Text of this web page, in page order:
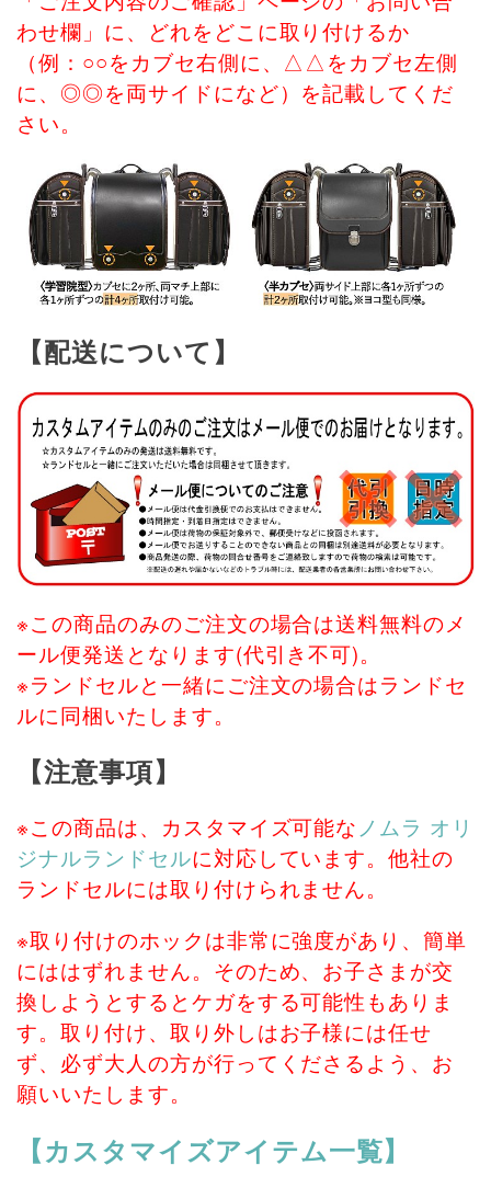
わせ欄」に、どれをどこに取り付けるか
（例：○○をカブセ右側に、△△をカブセ左側
に、◎◎を両サイドになど）を記載してくだ
さい。
【配送について】
※この商品のみのご注文の場合は送料無料のメ
ール便発送となります(代引き不可)。
※ランドセルと一緒にご注文の場合はランドセ
ルに同梱いたします。
【注意事項】
※この商品は、カスタマイズ可能な ノムラ オリ
ジナルランドセルに対応しています。他社の
ランドセルには取り付けられません。
※取り付けのホックは非常に強度があり、簡単
にははずれません。そのため、お子さまが交
換しようとするとケガをする可能性もありま
す。取り付け、取り外しはお子様には任せ
ず、必ず大人の方が行ってくださるよう、お
願いいたします。
【カスタマイズアイテム一覧】